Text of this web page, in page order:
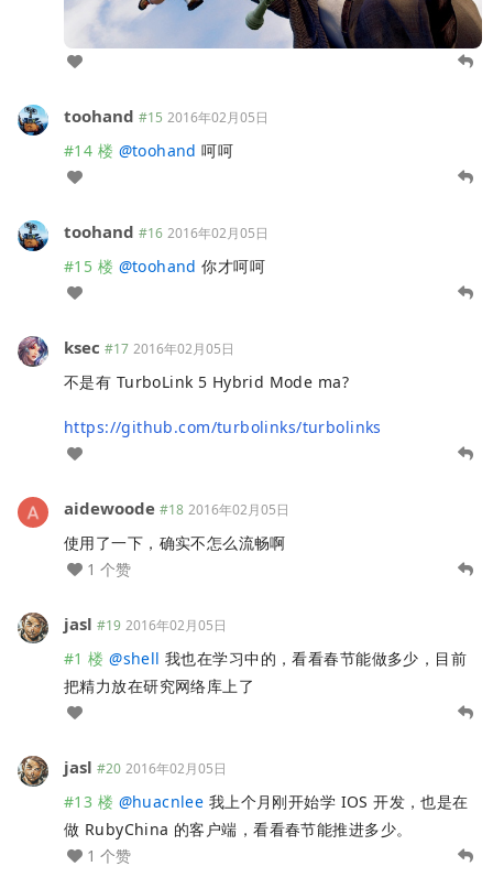
toohand #15 2016年02月05日
#14 楼 @toohand 呵呵
toohand #16 2016年02月05日
#15 楼 @toohand 你才呵呵
ksec #17 2016年02月05日
不是有 TurboLink 5 Hybrid Mode ma?
https://github.com/turbolinks/turbolinks
aidewoode #18 2016年02月05日
使用了一下，确实不怎么流畅啊
1 个赞
jasl #19 2016年02月05日
#1 楼 @shell 我也在学习中的，看看春节能做多少，目前
把精力放在研究网络库上了
jasl #20 2016年02月05日
#13 楼 @huacnlee 我上个月刚开始学 IOS 开发，也是在
做 RubyChina 的客户端，看看春节能推进多少。
1 个赞